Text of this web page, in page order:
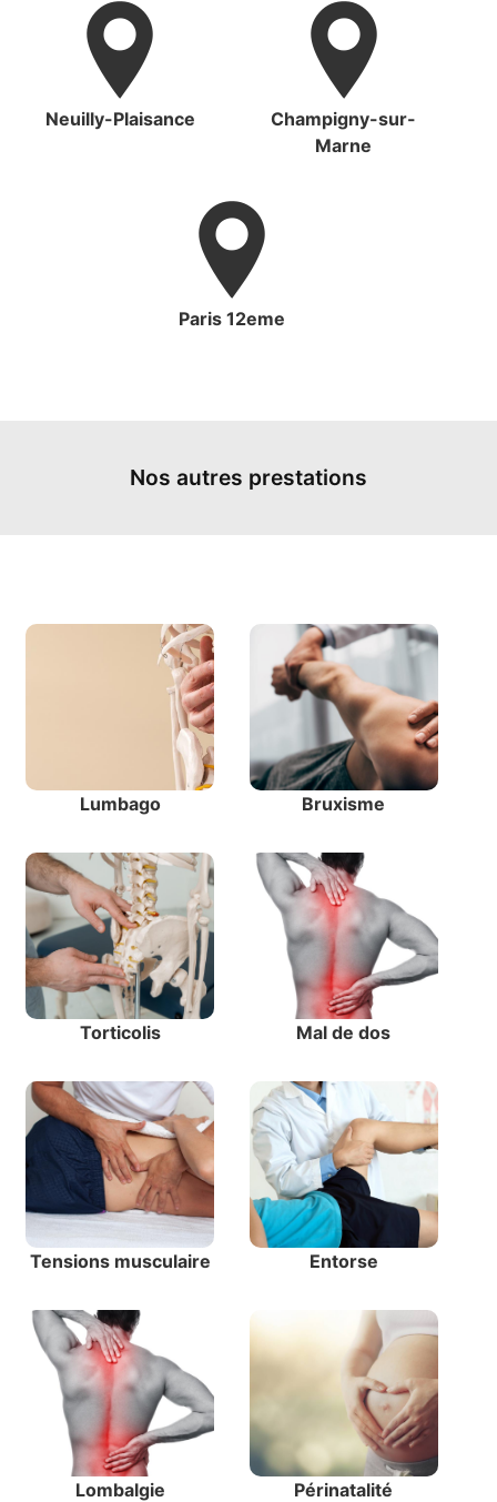
Neuilly-Plaisance
Champigny-sur-
Marne
Paris 12eme
Nos autres prestations
Lumbago Bruxisme
Torticolis Mal de dos
Tensions musculaire Entorse
Lombalgie Périnatalité